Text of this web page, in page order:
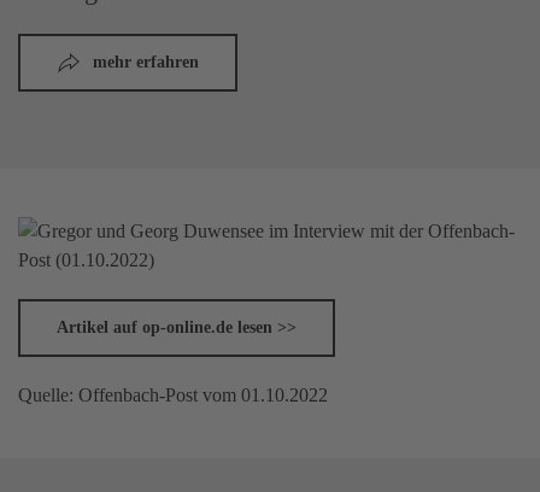
mehr erfahren
Artikel auf op-online.de lesen >>
Quelle: Offenbach-Post vom 01.10.2022